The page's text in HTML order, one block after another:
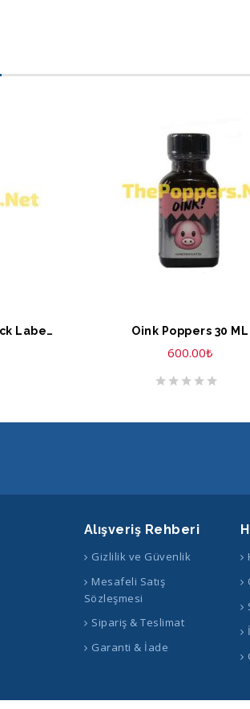
Super Rush Orijinal Black Label 10 ML SEPETE EKLE
Oink Poppers 30 ML
600.00₺
Alışveriş Rehberi
Gizlilik ve Güvenlik
Mesafeli Satış
Sözleşmesi
Sipariş & Teslimat
Garanti & İade